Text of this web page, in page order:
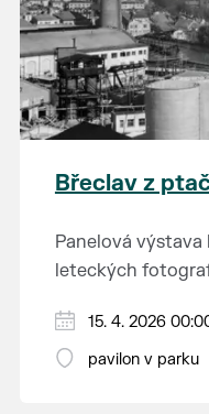
Břeclav z
Panelová
leteckých
15. 4. 2026
pavilon v parku